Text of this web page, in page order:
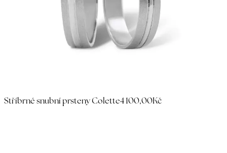
Stříbrné snubní prsteny Colette4 100,00Kč